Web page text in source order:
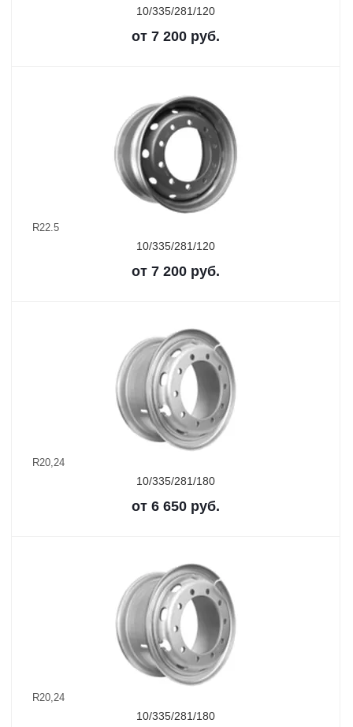
10/335/281/120
от 7 200 руб.
R22.5
10/335/281/120
от 7 200 руб.
R20,24
10/335/281/180
от 6 650 руб.
R20,24
10/335/281/180